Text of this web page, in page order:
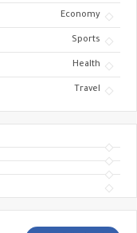
Economy
Sports
Health
Travel